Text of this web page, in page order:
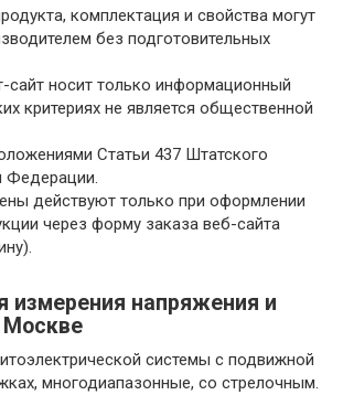
комплектация и свойства могут
без подготовительных
сайт носит только информационный
критериях не является общественной
Статьи 437 Штатского
Федерации.
действуют только при оформлении
через форму заказа веб-сайта
измерения напряжения и
Москве
системы с подвижной
многодиапазонные, со стрелочным.